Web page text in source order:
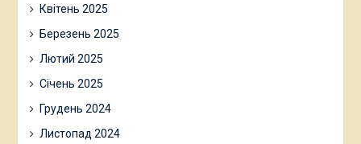
Квітень 2025
Березень 2025
Лютий 2025
Січень 2025
Грудень 2024
Листопад 2024